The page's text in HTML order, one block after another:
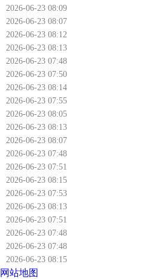
2026-06-23 08:09
2026-06-23 08:07
2026-06-23 08:12
2026-06-23 08:13
2026-06-23 07:48
2026-06-23 07:50
2026-06-23 08:14
2026-06-23 07:55
2026-06-23 08:05
2026-06-23 08:13
2026-06-23 08:07
2026-06-23 07:48
2026-06-23 07:51
2026-06-23 08:15
2026-06-23 07:53
2026-06-23 08:13
2026-06-23 07:51
2026-06-23 07:48
2026-06-23 07:48
2026-06-23 08:15
网站地图